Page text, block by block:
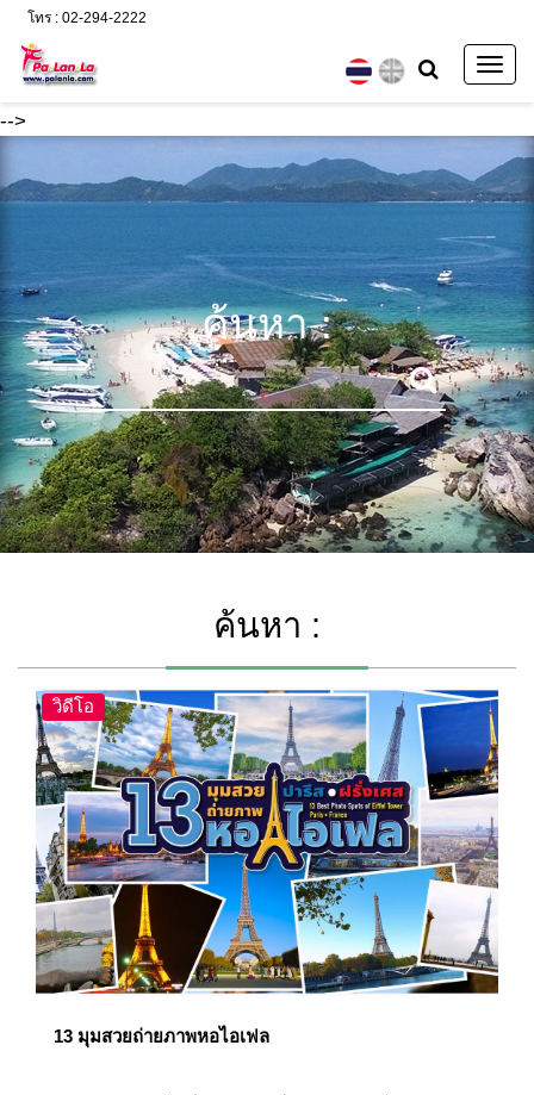
-->
โทร : 02-294-2222
ค้นหา :
ค้นหา :
วิดีโอ
13 มุมสวยถ่ายภาพหอไอเฟล